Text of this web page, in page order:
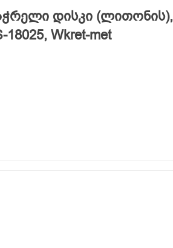
დისკი (ლითონის),
18025, Wkret-met